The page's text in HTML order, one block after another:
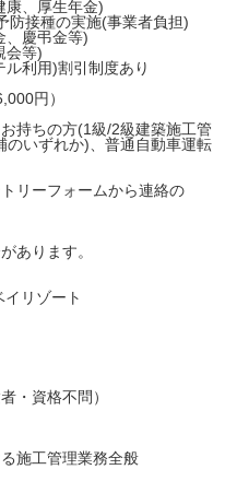
康、厚生年金)
防接種の実施(事業者負担)
、慶弔金等)
会等)
利用)割引制度あり
円）
持ちの方(1級/2級建築施工管
のいずれか)、普通自動車運転
リーフォームから連絡の
あります。
リゾート
・資格不問）
施工管理業務全般